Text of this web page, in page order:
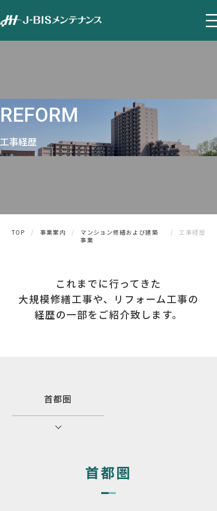
REFORM
工事経歴
TOP 事業案内
マンション修繕および建築
事業
工事経歴
これまでに行ってきた
大規模修繕工事や、
リフォーム工事の
経歴の一部をご紹介致します。
首都圏
首都圏